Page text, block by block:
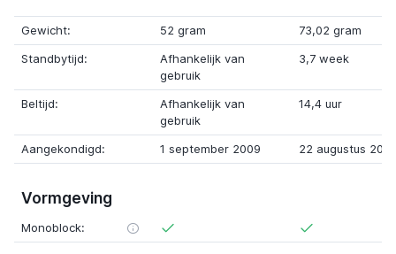
Gewicht: 52 gram
73,02 gram
Standbytijd:
Afhankelijk van
gebruik
3,7 week
Beltijd:
Afhankelijk van
gebruik
14,4 uur
Aangekondigd: 1 september 2009 22 augustus 2019
Vormgeving
Monoblock: